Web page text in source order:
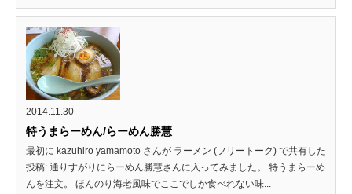
2014.11.30
特うまらーめん/らーめん勝慧
最初に kazuhiro yamamoto さんが ラーメン (フリートーク) で共有した
投稿: 通りすがりにらーめん勝慧さんに入ってみました。 特うまらーめ
んを注文。 ほんのり海老風味でここでしか食べれない味...